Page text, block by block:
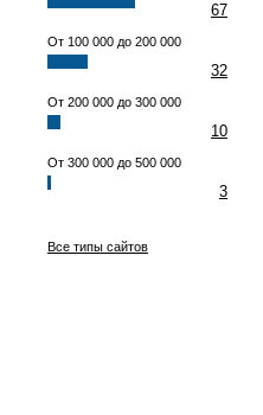
67
От 100 000 до 200 000
32
От 200 000 до 300 000
10
От 300 000 до 500 000
3
Все типы сайтов